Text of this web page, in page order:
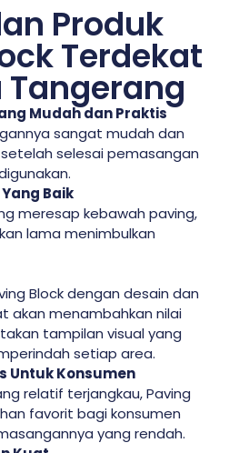
Produk
Terdekat
Mudah dan Praktis
sangat mudah dan
selesai pemasangan
Baik
meresap kebawah paving,
lama menimbulkan
Block dengan desain dan
akan menambahkan nilai
tampilan visual yang
setiap area.
Untuk Konsumen
relatif terjangkau, Paving
favorit bagi konsumen
yang rendah.